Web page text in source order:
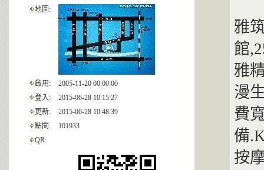
地圖:
啟用:
2005-11-20 00:00:00
登入:
2015-06-28 10:15:27
更新:
2015-06-28 10:48:39
點閱:
101933
QR:
雅
館
雅
漫
費
備
按